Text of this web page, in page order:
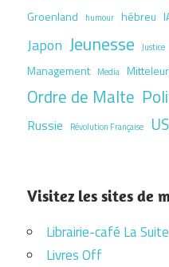
Groenland humour hébreu
Japon Jeunesse Justice
Management Media
Ordre de Malte
Russie Révolution Française
Visitez les sites de
Librairie-café La
Livres Off